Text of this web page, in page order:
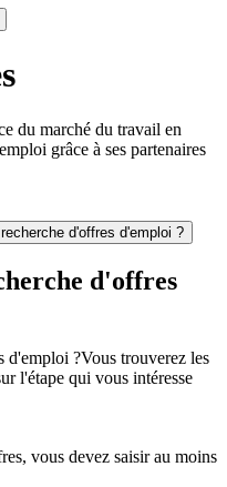
du marché du travail en
grâce à ses partenaires
d'offres d'emploi ?
d'offres
d'emploi ?Vous trouverez les
l'étape qui vous intéresse
vous devez saisir au moins